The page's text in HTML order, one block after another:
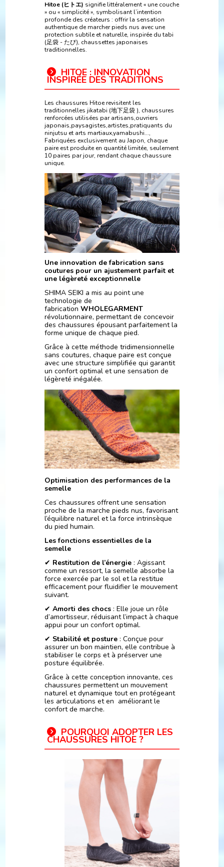
Hitoe (ヒトエ) signifie littéralement « une couche
» ou « simplicité », symbolisant l’intention
profonde des créateurs : offrir la sensation
authentique de marcher pieds nus avec une
protection subtile et naturelle, inspirée du tabi
(足袋 - たび), chaussettes japonaises
traditionnelles.
HITOE : INNOVATION
INSPIRÉE DES TRADITIONS
Les chaussures Hitoe revisitent les
traditionnelles jikatabi (地下足袋 ), chaussures
renforcées utilisées par artisans,ouvriers
japonais,paysagistes,artistes,pratiquants du
ninjutsu et arts martiaux,yamabushi...,
Fabriquées exclusivement au Japon, chaque
paire est produite en quantité limitée, seulement
10 paires par jour, rendant chaque chaussure
unique.
Une innovation de fabrication sans
coutures pour un ajustement parfait et
une légèreté exceptionnelle
SHIMA SEIKI a mis au point une
technologie de
fabricationWHOLEGARMENT
révolutionnaire, permettant de concevoir
des chaussures épousant parfaitement la
forme unique de chaque pied.
Grâce à cette méthode tridimensionnelle
sans coutures, chaque paire est conçue
avec une structure simplifiée qui garantit
un confort optimal et une sensation de
légèreté inégalée.
Optimisation des performances de la
semelle
Ces chaussures offrent une sensation
proche de la marche pieds nus, favorisant
l’équilibre naturel et la force intrinsèque
du pied humain.
Les fonctions essentielles de la
semelle
✔ Restitution de l’énergie : Agissant
comme un ressort, la semelle absorbe la
force exercée par le sol et la restitue
efficacement pour fluidifier le mouvement
suivant.
✔Amorti des chocs : Elle joue un rôle
d’amortisseur, réduisant l’impact à chaque
appui pour un confort optimal.
✔ Stabilité et posture : Conçue pour
assurer un bon maintien, elle contribue à
stabiliser le corps et à préserver une
posture équilibrée.
Grâce à cette conception innovante, ces
chaussures permettent un mouvement
naturel et dynamique tout en protégeant
les articulations et en améliorant le
confort de marche.
POURQUOI ADOPTER LES
CHAUSSURES HITOE ?